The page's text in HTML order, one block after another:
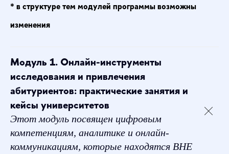
* в структуре тем модулей программы возможны
изменения
Модуль 1. Онлайн-инструменты
исследования и привлечения
абитуриентов: практические занятия и
кейсы университетов
Этот модуль посвящен цифровым
компетенциям, аналитике и онлайн-
коммуникациям, которые находятся ВНЕ